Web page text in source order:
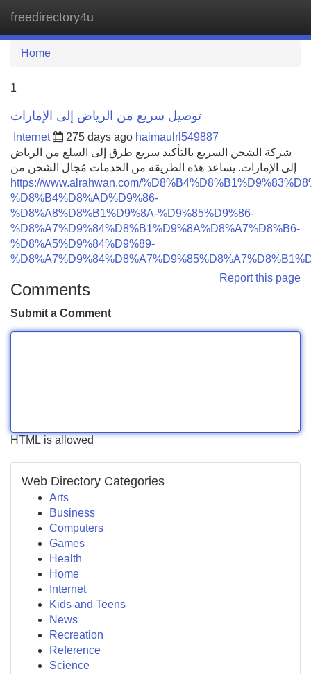
freedirectory4u
Home
1
توصيل سريع من الرياض إلى الإمارات
Internet 275 days ago haimaulrl549887
شركة الشحن السريع بالتأكيد سريع طرق إلى السلع من الرياض
إلى الإمارات. يساعد هذه الطريقة من الخدمات مُجال الشحن من
https://www.alrahwan.com/
%D8%B4%D8%AD%D9%86-
%D8%A8%D8%B1%D9%8A-%D9%85%D9%86-
%D8%A7%D9%84%D8%B1%D9%8A%D8%A7%D8%B6-
%D8%A5%D9%84%D9%89-
Report this page
Comments
Submit a Comment
HTML is allowed
Web Directory Categories
Arts
Business
Computers
Games
Health
Home
Internet
Kids and Teens
News
Recreation
Reference
Science